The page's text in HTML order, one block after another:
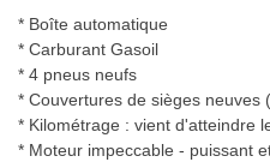
* Boîte automatique
* Carburant Gasoil
* 4 pneus neufs
* Couvertures de sièges neuves
* Kilométrage : vient d'atteindre
* Moteur impeccable - puissant